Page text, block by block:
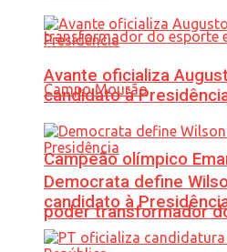
Campeão olímpico
poder transformador
Avante oficializa
candidato à
Democrata define
candidato à